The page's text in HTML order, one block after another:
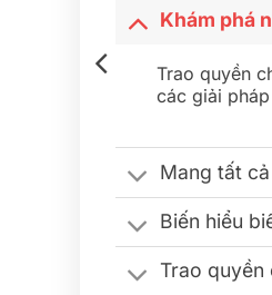
Khám phá
Trao quyền
các giải
Mang tất
Biến hiểu
Trao quyền